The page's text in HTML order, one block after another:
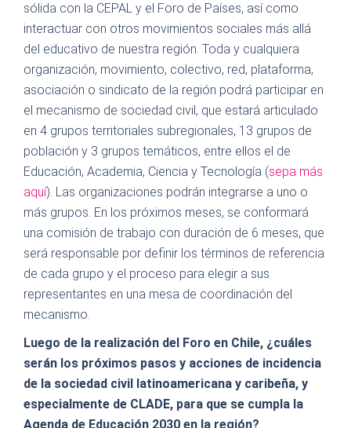
sólida con la CEPAL y el Foro de Países, así como
interactuar con otros movimientos sociales más allá
del educativo de nuestra región. Toda y cualquiera
organización, movimiento, colectivo, red, plataforma,
asociación o sindicato de la región podrá participar en
el mecanismo de sociedad civil, que estará articulado
en 4 grupos territoriales subregionales, 13 grupos de
población y 3 grupos temáticos, entre ellos el de
Educación, Academia, Ciencia y Tecnología (sepa más
aquí). Las organizaciones podrán integrarse a uno o
más grupos. En los próximos meses, se conformará
una comisión de trabajo con duración de 6 meses, que
será responsable por definir los términos de referencia
de cada grupo y el proceso para elegir a sus
representantes en una mesa de coordinación del
mecanismo.
Luego de la realización del Foro en Chile, ¿cuáles
serán los próximos pasos y acciones de incidencia
de la sociedad civil latinoamericana y caribeña, y
especialmente de CLADE, para que se cumpla la
Agenda de Educación 2030 en la región?